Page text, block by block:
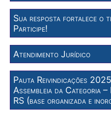
Sua resposta fortalece o
Participe!
Atendimento Jurídico
Pauta Reivindicações
Assembleia da Categoria
RS (base organizada e